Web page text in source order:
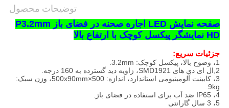
توضیحات محصول
صفحه نمایش LED اجاره صحنه در فضای باز P3.2mm
HD نمایشگر پیکسل کوچک با ارتفاع بالا
جزئیات سریع:
1، وضوح بالا، پیکسل کوچک: 3.2mm.
2, ال ای دی های SMD1921، زاویه دید گسترده به 160 درجه.
3، کابینت آلومینیومی استاندارد، اندازه: 500×500x90mm، وزن سبک:
9kg.
4، IP65 ضد آب برای استفاده در فضای باز.
5، 3 سال گارانتی